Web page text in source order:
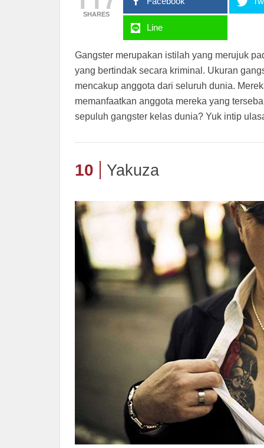
SHARES
Line
Gangster merupakan istilah yang merujuk
yang bertindak secara kriminal. Ukuran
mencakup anggota dari seluruh dunia.
memanfaatkan anggota mereka yang
sepuluh gangster kelas dunia? Yuk intip
10 Yakuza